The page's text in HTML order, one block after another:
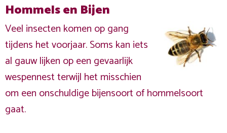
Hommels en Bijen
Veel insecten komen op gang
tijdens het voorjaar. Soms kan iets
al gauw lijken op een gevaarlijk
wespennest terwijl het misschien
om een onschuldige bijensoort of hommelsoort
gaat.